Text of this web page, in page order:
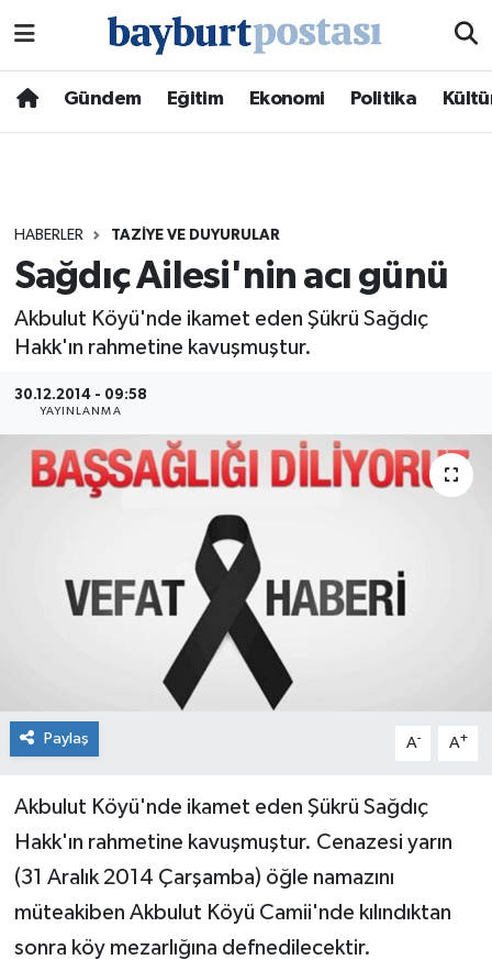
Gündem Eğitim Ekonomi Politika
HABERLER TAZIYE VE DUYURULAR
Sağdıç Ailesi'nin acı günü
Akbulut Köyü'nde ikamet eden Şükrü Sağdıç
Hakk'ın rahmetine kavuşmuştur.
30.12.2014 - 09:58
YAYINLANMA
Paylaş A- A+
Akbulut Köyü'nde ikamet eden Şükrü Sağdıç
Hakk'ın rahmetine kavuşmuştur. Cenazesi yarın
(31 Aralık 2014 Çarşamba) öğle namazını
müteakiben Akbulut Köyü Camii'nde kılındıktan
sonra köy mezarlığına defnedilecektir.
Hava Durumu
Süper Lig Puan Durumu ve Fikstür
Son Dakika Haberleri
Haber Arşivi